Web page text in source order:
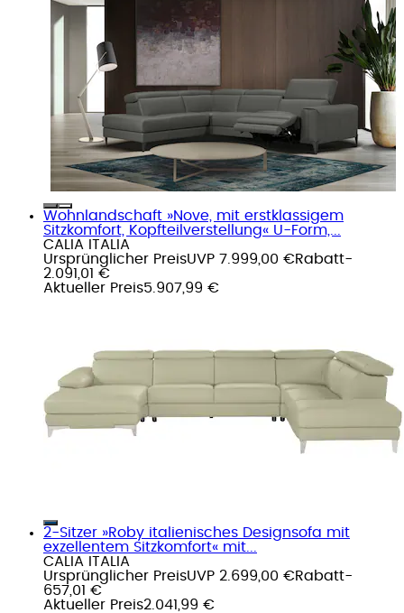
Wohnlandschaft »Nove, mit erstklassigem
Sitzkomfort, Kopfteilverstellung« U-Form,...
CALIA ITALIA
Ursprünglicher PreisUVP 7.999,00 €Rabatt-
2.091,01 €
Aktueller Preis5.907,99 €
2-Sitzer »Roby italienisches Designsofa mit
exzellentem Sitzkomfort« mit...
CALIA ITALIA
Ursprünglicher PreisUVP 2.699,00 €Rabatt-
657,01 €
Aktueller Preis2.041,99 €